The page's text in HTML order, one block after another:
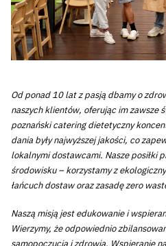
Od ponad 10 lat z pasją dbamy o
naszych klientów, oferując im zawsze
poznański catering dietetyczny
dania były najwyższej jakości, co
lokalnymi dostawcami. Nasze posiłki
środowisku – korzystamy z
łańcuch dostaw oraz zasadę zero
Naszą misją jest edukowanie i
Wierzymy, że odpowiednio